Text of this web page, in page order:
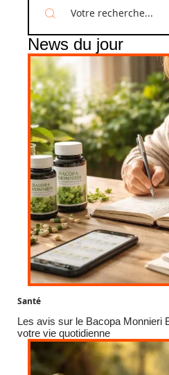
News du jour
Santé
Les avis sur le Bacopa Monnieri
votre vie quotidienne